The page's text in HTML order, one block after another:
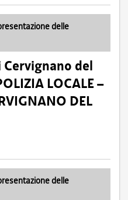
delle
del
LOCALE –
DEL
delle